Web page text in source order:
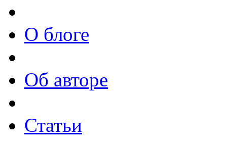
О блоге
Об авторе
Статьи